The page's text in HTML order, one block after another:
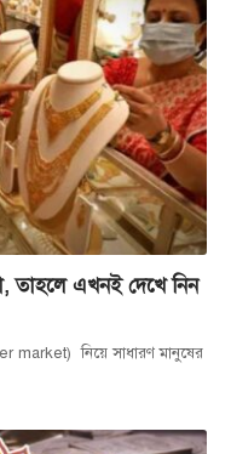
তাহলে এখনই দেখে নিন
market) নিয়ে সাধারণ মানুষের